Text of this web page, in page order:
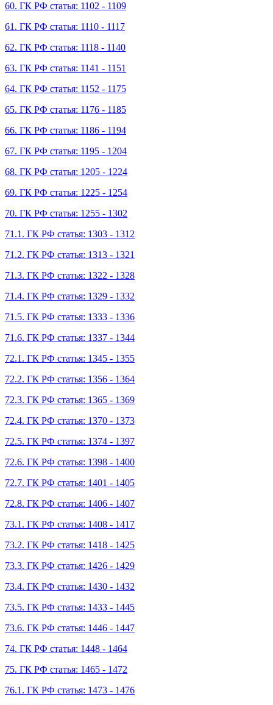
60. ГК РФ статья: 1102 - 1109
61. ГК РФ статья: 1110 - 1117
62. ГК РФ статья: 1118 - 1140
63. ГК РФ статья: 1141 - 1151
64. ГК РФ статья: 1152 - 1175
65. ГК РФ статья: 1176 - 1185
66. ГК РФ статья: 1186 - 1194
67. ГК РФ статья: 1195 - 1204
68. ГК РФ статья: 1205 - 1224
69. ГК РФ статья: 1225 - 1254
70. ГК РФ статья: 1255 - 1302
71.1. ГК РФ статья: 1303 - 1312
71.2. ГК РФ статья: 1313 - 1321
71.3. ГК РФ статья: 1322 - 1328
71.4. ГК РФ статья: 1329 - 1332
71.5. ГК РФ статья: 1333 - 1336
71.6. ГК РФ статья: 1337 - 1344
72.1. ГК РФ статья: 1345 - 1355
72.2. ГК РФ статья: 1356 - 1364
72.3. ГК РФ статья: 1365 - 1369
72.4. ГК РФ статья: 1370 - 1373
72.5. ГК РФ статья: 1374 - 1397
72.6. ГК РФ статья: 1398 - 1400
72.7. ГК РФ статья: 1401 - 1405
72.8. ГК РФ статья: 1406 - 1407
73.1. ГК РФ статья: 1408 - 1417
73.2. ГК РФ статья: 1418 - 1425
73.3. ГК РФ статья: 1426 - 1429
73.4. ГК РФ статья: 1430 - 1432
73.5. ГК РФ статья: 1433 - 1445
73.6. ГК РФ статья: 1446 - 1447
74. ГК РФ статья: 1448 - 1464
75. ГК РФ статья: 1465 - 1472
76.1. ГК РФ статья: 1473 - 1476